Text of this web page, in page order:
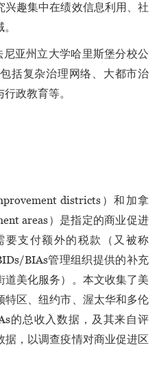
趣集中在绩效信息利用、社
亚州立大学哈里斯堡分校公
括复杂治理网络、大都市治
政教育等。
districts）和加拿
areas）是指定的商业促进
要支付额外的税款（又被称
BIAs管理组织提供的补充
道美化服务）。本文收集了美
特区、纽约市、渥太华和多伦
的总收入数据，及其来自评
，以调查疫情对商业促进区